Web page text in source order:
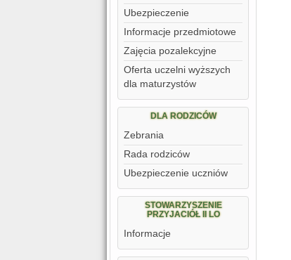
Ubezpieczenie
Informacje przedmiotowe
Zajęcia pozalekcyjne
Oferta uczelni wyższych
dla maturzystów
DLA RODZICÓW
Zebrania
Rada rodziców
Ubezpieczenie uczniów
STOWARZYSZENIE
PRZYJACIÓŁ II LO
Informacje